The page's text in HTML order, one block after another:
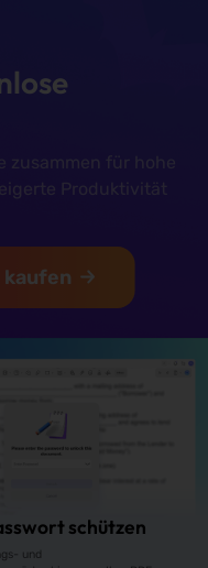
für hohe
Produktivität